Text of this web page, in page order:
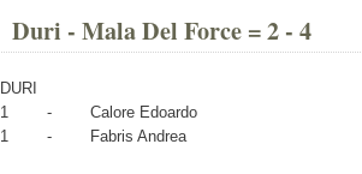
Duri - Mala Del Force = 2 - 4
DURI
1 - Calore Edoardo
1 - Fabris Andrea